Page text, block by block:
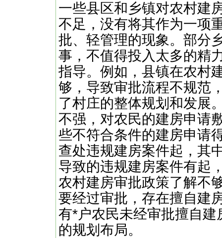
一些县区和乡镇对农村建
不足，没有将其作为一项
批、轻管理的现象。部分
事，不值得投入太多的精
指导。例如，县镇在农村
够，导致审批流程不规范
了村庄的整体规划和发展
不强，对农民的建房申请
些不符合条件的建房申请
查处违规建房案件起，其
导致的违规建房案件有起
农村建房审批政策了解不
要经过审批，存在擅自建
有*户农民未经审批擅自
的规划布局。